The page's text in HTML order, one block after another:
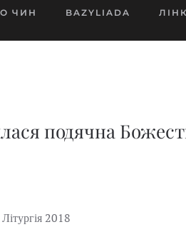
ЧИН BAZYLIADA
подячна
2018